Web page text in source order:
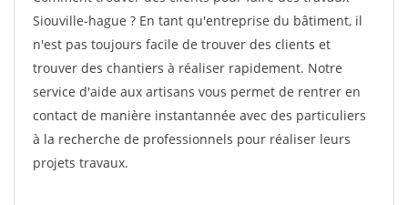
Siouville-hague ? En tant qu'entreprise du bâtiment, il
n'est pas toujours facile de trouver des clients et
trouver des chantiers à réaliser rapidement. Notre
service d'aide aux artisans vous permet de rentrer en
contact de manière instantannée avec des particuliers
à la recherche de professionnels pour réaliser leurs
projets travaux.